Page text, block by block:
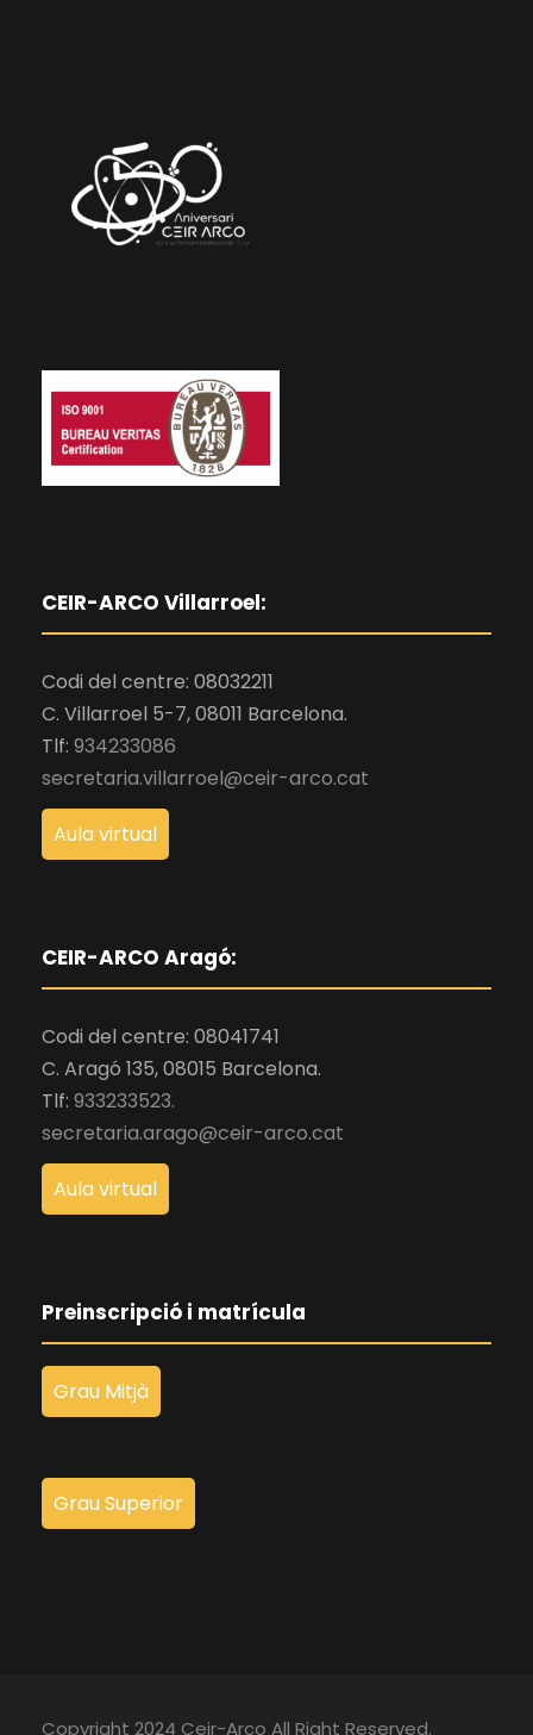
CEIR-ARCO Villarroel:
Codi del centre: 08032211
C. Villarroel 5-7, 08011 Barcelona.
Tlf: 934233086
secretaria.villarroel@ceir-arco.cat
Aula virtual
CEIR-ARCO Aragó:
Codi del centre: 08041741
C. Aragó 135, 08015 Barcelona.
Tlf: 933233523.
secretaria.arago@ceir-arco.cat
Aula virtual
Preinscripció i matrícula
Grau Mitjà
Grau Superior
Copyright 2024 Ceir-Arco All Right Reserved.